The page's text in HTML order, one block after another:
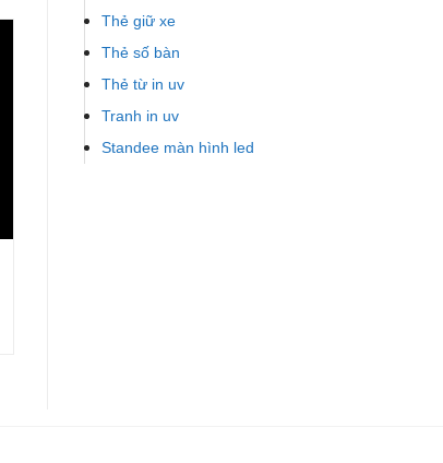
Thẻ giữ xe
Thẻ số bàn
Thẻ từ in uv
Tranh in uv
Standee màn hình led